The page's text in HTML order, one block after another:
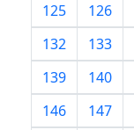
125
126
132
133
139
140
146
147